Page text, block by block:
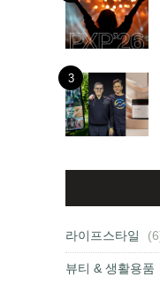
3
라이프스타일
뷰티 & 생활용품